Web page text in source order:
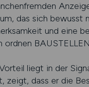
das sich
und eine
ordnen
liegt in der
zeigt, dass er die